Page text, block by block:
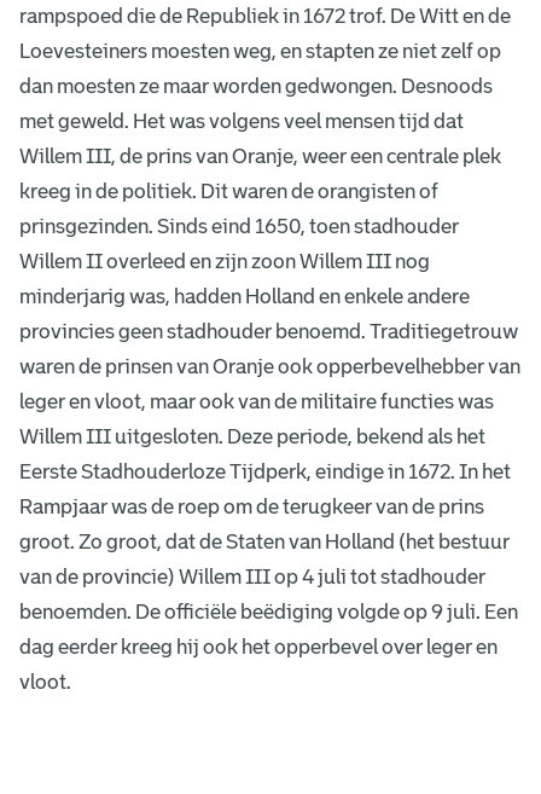
t
1
6
7
2
rampspoed die de Republiek in 1672 trof. De Witt en de
Loevesteiners moesten weg, en stapten ze niet zelf op
dan moesten ze maar worden gedwongen. Desnoods
met geweld. Het was volgens veel mensen tijd dat
Willem III, de prins van Oranje, weer een centrale plek
kreeg in de politiek. Dit waren de orangisten of
prinsgezinden. Sinds eind 1650, toen stadhouder
Willem II overleed en zijn zoon Willem III nog
minderjarig was, hadden Holland en enkele andere
provincies geen stadhouder benoemd. Traditiegetrouw
waren de prinsen van Oranje ook opperbevelhebber van
leger en vloot, maar ook van de militaire functies was
Willem III uitgesloten. Deze periode, bekend als het
Eerste Stadhouderloze Tijdperk, eindige in 1672. In het
Rampjaar was de roep om de terugkeer van de prins
groot. Zo groot, dat de Staten van Holland (het bestuur
van de provincie) Willem III op 4 juli tot stadhouder
benoemden. De officiële beëdiging volgde op 9 juli. Een
dag eerder kreeg hij ook het opperbevel over leger en
vloot.